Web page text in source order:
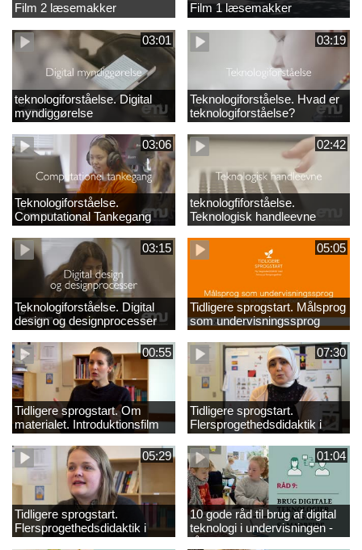
Film 2 læsemakker Film 1 læsemakker
03:01
teknologiforståelse. Digital
myndiggørelse
03:19
Teknologiforståelse. Hvad er
teknologiforståelse?
03:06
Teknologiforståelse.
Computational Tankegang
02:42
teknologfiforståelse.
Teknologisk handleevne
03:15
Teknologiforståelse. Digital
design og designprocesser
05:05
Tidligere sprogstart. Målsprog
som undervisningssprog
00:55
Tidligere sprogstart. Om
materialet. Introduktionsfilm
07:30
Tidligere sprogstart.
Flersprogethedsdidaktik i
fransk og tysk
05:29
Tidligere sprogstart.
Flersprogethedsdidaktik i
engelsk
01:04
10 gode råd til brug af digital
teknologi i undervisningen -
råd 9